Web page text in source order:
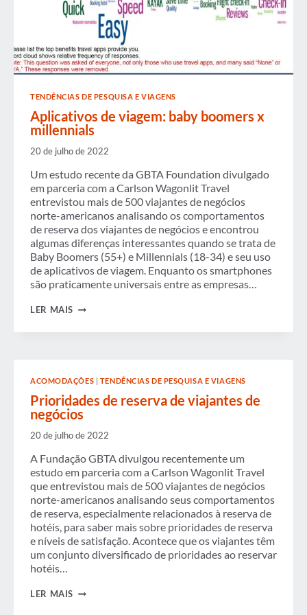
TENDÊNCIAS DE PESQUISA E VIAGENS
Aplicativos de viagem: baby boomers x
millennials
20 de julho de 2022
Um estudo recente da GBTA Foundation divulgado
em parceria com a Carlson Wagonlit Travel
entrevistou mais de 500 viajantes de negócios
norte-americanos analisando os comportamentos
de reserva dos viajantes de negócios e encontrou
algumas diferenças interessantes quando se trata de
Baby Boomers (55+) e Millennials (18-34) e seu uso
de aplicativos de viagem. Enquanto os smartphones
são praticamente universais entre as empresas…
LER MAIS APLICATIVOS
ACOMODAÇÕES | TENDÊNCIAS DE PESQUISA E VIAGENS
Prioridades de reserva de viajantes de
negócios
20 de julho de 2022
A Fundação GBTA divulgou recentemente um
estudo em parceria com a Carlson Wagonlit Travel
que entrevistou mais de 500 viajantes de negócios
norte-americanos analisando seus comportamentos
de reserva, especialmente relacionados à reserva de
hotéis, para saber mais sobre prioridades de reserva
e níveis de satisfação. Acontece que os viajantes têm
um conjunto diversificado de prioridades ao reservar
hotéis…
LER MAIS PRIORIDADES